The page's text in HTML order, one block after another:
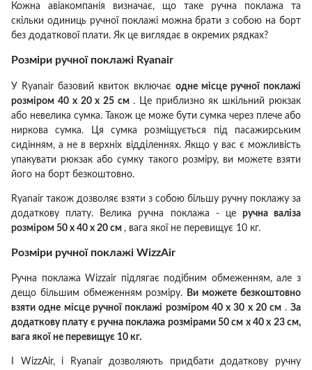
Кожна авіакомпанія визначає, що таке ручна поклажа та
скільки одиниць ручної поклажі можна брати з собою на борт
без додаткової плати. Як це виглядає в окремих рядках?
Розміри ручної поклажі Ryanair
У Ryanair базовий квиток включає одне місце ручної поклажі
розміром 40 x 20 x 25 см .
Це приблизно як шкільний рюкзак
або невелика сумка.
Також це може бути сумка через плече або
ниркова сумка.
Ця сумка розміщується під пасажирським
сидінням, а не в верхніх відділеннях. Якщо у вас є можливість
упакувати рюкзак або сумку такого розміру, ви можете взяти
його на борт безкоштовно.
Ryanair також дозволяє взяти з собою більшу ручну поклажу за
додаткову плату.
Велика ручна поклажа - це ручна валіза
розміром 50 х 40 х 20 см , вага якої не перевищує 10 кг.
Розміри ручної поклажі WizzAir
Ручна поклажа Wizzair підлягає подібним обмеженням, але з
дещо більшим обмеженням розміру.
Ви можете безкоштовно
взяти одне місце ручної поклажі розміром 40 x 30 x 20 см .За
додаткову плату є ручна поклажа розмірами 50 см х 40 х 23 см,
вага якої не перевищує 10 кг.
І WizzAir, і Ryanair дозволяють придбати додаткову ручну